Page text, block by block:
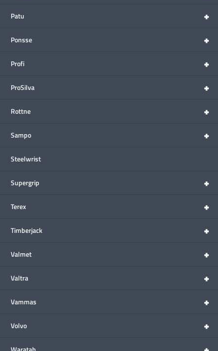
+
Patu
+
Ponsse
+
Profi
+
ProSilva
+
Rottne
+
Sampo
Steelwrist
+
Supergrip
+
Terex
+
Timberjack
+
Valmet
+
Valtra
+
Vammas
+
Volvo